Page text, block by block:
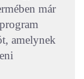
már
amelynek